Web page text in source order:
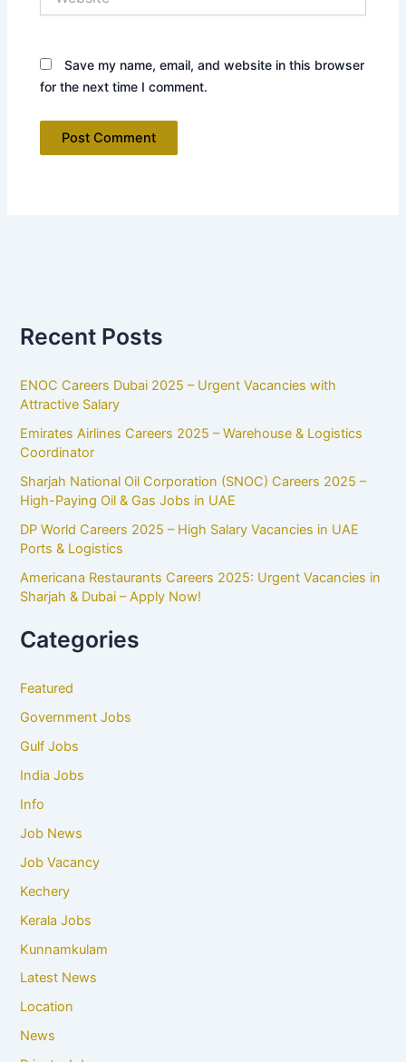
Save my name, email, and website in this browser
for the next time I comment.
Recent Posts
ENOC Careers Dubai 2025 – Urgent Vacancies with
Attractive Salary
Emirates Airlines Careers 2025 – Warehouse & Logistics
Coordinator
Sharjah National Oil Corporation (SNOC) Careers 2025 –
High-Paying Oil & Gas Jobs in UAE
DP World Careers 2025 – High Salary Vacancies in UAE
Ports & Logistics
Americana Restaurants Careers 2025: Urgent Vacancies in
Sharjah & Dubai – Apply Now!
Categories
Featured
Government Jobs
Gulf Jobs
India Jobs
Info
Job News
Job Vacancy
Kechery
Kerala Jobs
Kunnamkulam
Latest News
Location
News